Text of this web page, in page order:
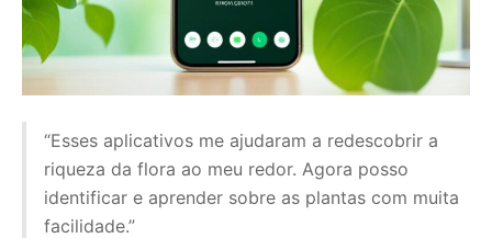
“Esses aplicativos me ajudaram a redescobrir a
riqueza da flora ao meu redor. Agora posso
identificar e aprender sobre as plantas com muita
facilidade.”